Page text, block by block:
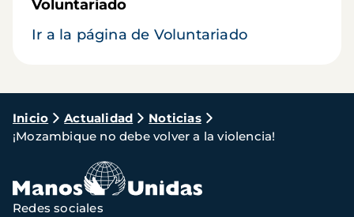
Voluntariado
Ir a la página de Voluntariado
Ruta
de
navegación
Inicio Actualidad
Noticias
¡Mozambique no debe volver a la violencia!
Redes sociales